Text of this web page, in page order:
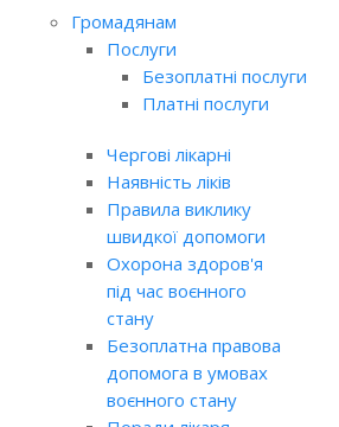
Громадянам
Послуги
Безоплатні послуги
Платні послуги
Чергові лікарні
Наявність ліків
Правила виклику
швидкої допомоги
Охорона здоров'я
під час воєнного
стану
Безоплатна правова
допомога в умовах
воєнного стану